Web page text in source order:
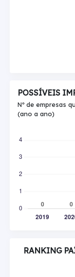
POSSÍVEIS
Nº de empresas
(ano a ano)
RANKING